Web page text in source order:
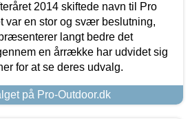
2014 skiftede navn til Pro
var en stor og svær beslutning,
langt bedre det
en årrække har udvidet sig
for at se deres udvalg.
på Pro-Outdoor.dk